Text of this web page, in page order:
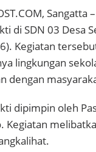
di SDN 03 Desa
Kegiatan
lingkungan
dengan
dipimpin oleh
Kegiatan